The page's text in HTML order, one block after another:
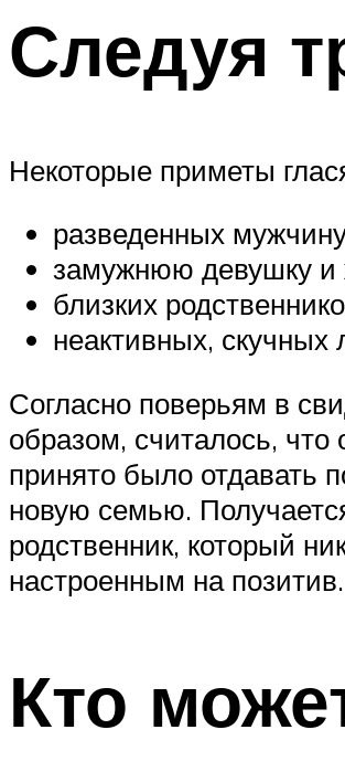
Следуя
Некоторые приметы
разведенных
замужнюю девушку и
близких
неактивных,
Согласно поверьям в
образом, считалось,
принято было отдавать
новую семью.
родственник, который
настроенным на позитив.
Кто